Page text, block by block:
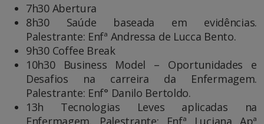
7h30 Abertura
8h30 Saúde baseada em evidências.
Palestrante: Enfª Andressa de Lucca Bento.
9h30 Coffee Break
10h30 Business Model – Oportunidades e
Desafios na carreira da Enfermagem.
Palestrante: Enf° Danilo Bertoldo.
13h Tecnologias Leves aplicadas na
Enfermagem. Palestrante: Enfª Luciana Apª